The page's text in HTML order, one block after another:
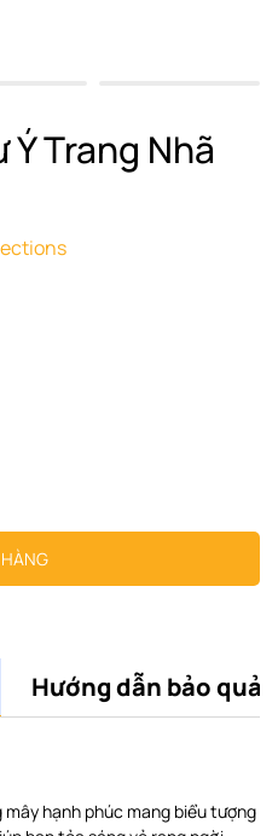
Trang Nhã
Hướng dẫn bảo quản
mây hạnh phúc mang biểu tượng